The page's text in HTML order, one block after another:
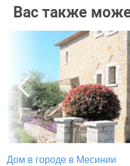
Вас также
Дом в городе в Месинии